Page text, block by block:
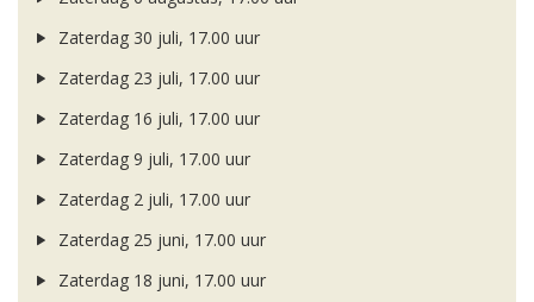
Zaterdag 30 juli, 17.00 uur
Zaterdag 23 juli, 17.00 uur
Zaterdag 16 juli, 17.00 uur
Zaterdag 9 juli, 17.00 uur
Zaterdag 2 juli, 17.00 uur
Zaterdag 25 juni, 17.00 uur
Zaterdag 18 juni, 17.00 uur